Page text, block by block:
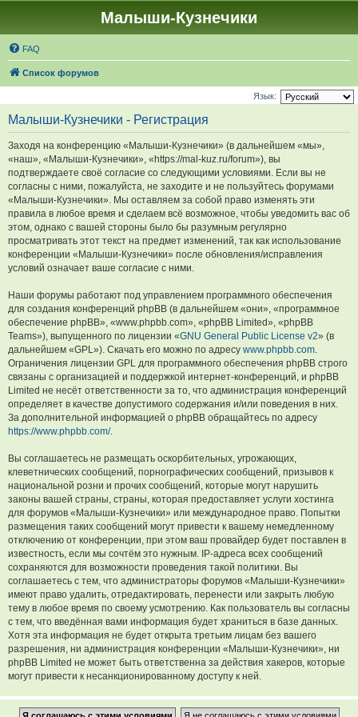
Малыши-Кузнечики
FAQ
Список форумов
Язык:
Малыши-Кузнечики - Регистрация
Заходя на конференцию «Малыши-Кузнечики» (в дальнейшем «мы»,
«наш», «Малыши-Кузнечики», «https://mal-kuz.ru/forum»), вы
подтверждаете своё согласие со следующими условиями. Если вы не
согласны с ними, пожалуйста, не заходите и не пользуйтесь форумами
«Малыши-Кузнечики». Мы оставляем за собой право изменять эти
правила в любое время и сделаем всё возможное, чтобы уведомить вас об
этом, однако с вашей стороны было бы разумным регулярно
просматривать этот текст на предмет изменений, так как использование
конференции «Малыши-Кузнечики» после обновления/исправления
условий означает ваше согласие с ними.
Наши форумы работают под управлением программного обеспечения
для создания конференций phpBB (в дальнейшем «они», «программное
обеспечение phpBB», «www.phpbb.com», «phpBB Limited», «phpBB
Teams»), выпущенного по лицензии «GNU General Public License v2» (в
дальнейшем «GPL»). Скачать его можно по адресу www.phpbb.com.
Ограничения лицензии GPL для программного обеспечения phpBB строго
связаны с организацией и поддержкой интернет-конференций, и phpBB
Limited не несёт ответственности за то, что администрация конференций
определяет в качестве допустимого содержания и/или поведения в них.
За дополнительной информацией о phpBB обращайтесь по адресу
https://www.phpbb.com/.
Вы соглашаетесь не размещать оскорбительных, угрожающих,
клеветнических сообщений, порнографических сообщений, призывов к
национальной розни и прочих сообщений, которые могут нарушить
законы вашей страны, страны, которая предоставляет услуги хостинга
для форумов «Малыши-Кузнечики» или международное право. Попытки
размещения таких сообщений могут привести к вашему немедленному
отключению от конференции, при этом ваш провайдер будет поставлен в
известность, если мы сочтём это нужным. IP-адреса всех сообщений
сохраняются для возможности проведения такой политики. Вы
соглашаетесь с тем, что администраторы форумов «Малыши-Кузнечики»
имеют право удалить, отредактировать, перенести или закрыть любую
тему в любое время по своему усмотрению. Как пользователь вы согласны
с тем, что введённая вами информация будет храниться в базе данных.
Хотя эта информация не будет открыта третьим лицам без вашего
разрешения, ни администрация конференции «Малыши-Кузнечики», ни
phpBB Limited не может быть ответственна за действия хакеров, которые
могут привести к несанкционированному доступу к ней.